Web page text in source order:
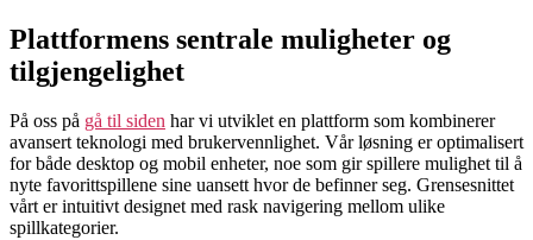
Plattformens sentrale muligheter og
tilgjengelighet
På oss på gå til siden har vi utviklet en plattform som kombinerer
avansert teknologi med brukervennlighet. Vår løsning er optimalisert
for både desktop og mobil enheter, noe som gir spillere mulighet til å
nyte favorittspillene sine uansett hvor de befinner seg. Grensesnittet
vårt er intuitivt designet med rask navigering mellom ulike
spillkategorier.